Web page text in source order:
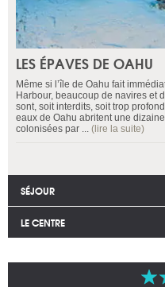
LES ÉPAVES DE OAHU
Même si l’île de Oahu fait
Harbour, beaucoup de navires et
sont, soit interdits, soit trop
eaux de Oahu abritent une
colonisées par ... (lire la suite)
SÉJOUR
LE CENTRE